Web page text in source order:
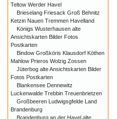
Teltow Werder Havel
Brieselang Friesack Groß Behnitz
Ketzin Nauen Tremmen Havelland
Königs Wusterhausen alte
Ansichtskarten Bilder Fotos
Postkarten
Bindow Großköris Klausdorf Köthen
Mahlow Prieros Wolzig Zossen
Jüterbog alte Ansichtskarten Bilder
Fotos Postkarten
Blankensee Dennewitz
Luckenwalde Trebbin Treuenbrietzen
Großbeeren Ludwigsgfelde Land
Brandenburg
Brandenburg an der Havel alte